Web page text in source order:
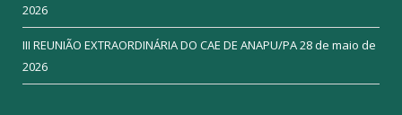
2026
III REUNIÃO EXTRAORDINÁRIA DO CAE DE ANAPU/PA28 de maio de
2026